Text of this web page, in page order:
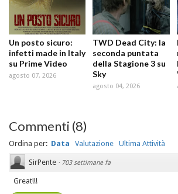
Un posto sicuro:
infetti made in Italy
su Prime Video
agosto 07, 2026
TWD Dead City: la
seconda puntata
della Stagione 3 su
Sky
agosto 04, 2026
Commenti (8)
Ordina per: Data Valutazione Ultima Attività
SirPente · 703 settimane fa
Great!!!